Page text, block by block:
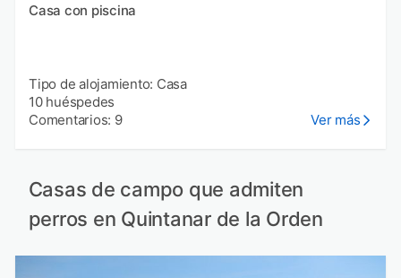
Casa con piscina
Tipo de alojamiento: Casa
10 huéspedes
Comentarios: 9
Ver más
Casas de campo que admiten
perros en Quintanar de la Orden